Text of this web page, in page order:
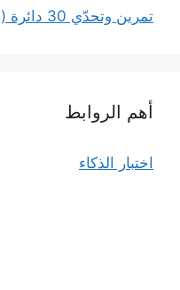
تمرين وتحدّي 30 دائرة (ملف مجاني جاهز للطباعة)
أهم الروابط
اختبار الذكاء